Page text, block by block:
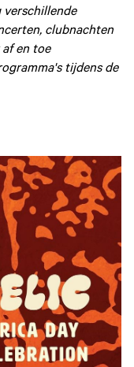
clubnachten
en toe
tijdens de